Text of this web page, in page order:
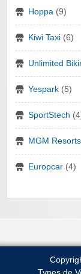
Hoppa (9)
Kiwi Taxi (6)
Unlimited
Yespark (5)
SportStech
MGM Resorts
Europcar (4)